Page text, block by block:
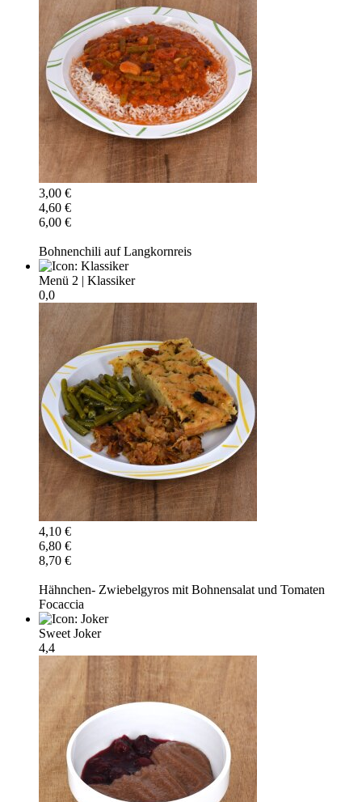
3,00 €
4,60 €
6,00 €
Bohnenchili auf Langkornreis
Menü 2 | Klassiker
0,0
4,10 €
6,80 €
8,70 €
Hähnchen- Zwiebelgyros mit Bohnensalat und Tomaten
Focaccia
Sweet Joker
4,4